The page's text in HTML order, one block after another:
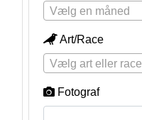
Vælg en måned
Art/Race
Vælg art eller race
Fotograf